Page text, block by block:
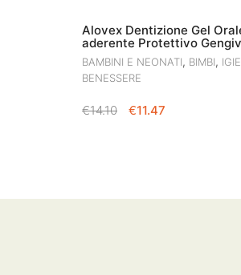
Alovex Dentizione Gel
aderente Protettivo
BAMBINI E NEONATI, BIMBI,
BENESSERE
€14.10
IL
€11.47